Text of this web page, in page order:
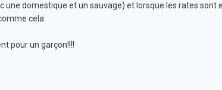
une domestique et un sauvage) et lorsque les rates
cela
pour un garçon!!!!